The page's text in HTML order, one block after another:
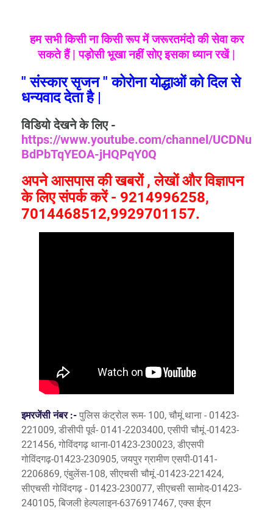
हम सभी किसी ना किसी रूप में जरूरतमंदो की सेवा कर
सकते हैं | पड़ोसी भूखा नहीं सोए इसका ध्यान रखें |
" संस्कार सृजन " कोरोना योद्धाओं को दिल से
धन्यवाद देता है |
विडियो देखने के लिए -
https://www.youtube.com/channel/UCDNu
BdPbTqYEOA-jHQPqY0Q
अपने आसपास की खबरों , लेखों और विज्ञापन
के लिए संपर्क करें - 9214996258,
7014468512,9929701157.
इमरजेंसी नंबर :- पुलिस कंट्रोल रूम- 100, चौमूं थाना - 01423-
221009, डीसीपी पूर्व- 0141-2203400, एसीपी चौमूं -01423-
221456, गोविंदगढ़ थाना-01423-230023, डीएसपी
गोविंदगढ़-01423-230905, जयपुर ग्रामीण एसपी-0141-
2206869, एंबुलेंस-108, सीएचसी चौमूं -01423-221424,
सीएचसी गोविंदगढ़ - 01423-230077, सीएचसी सामोद-01423-
240105, बिजली हेल्पलाइन-6376917467, एक्स ईएन